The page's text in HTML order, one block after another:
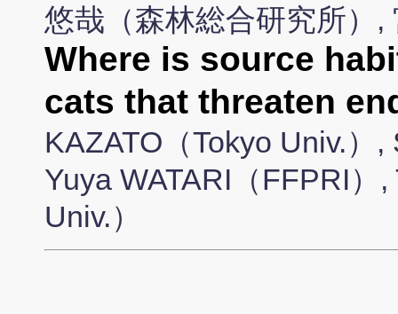
悠哉（森林総合研究所）,
Where is source
cats that threaten
KAZATO（Tokyo Univ.）
Yuya WATARI（FFPRI）
Univ.）